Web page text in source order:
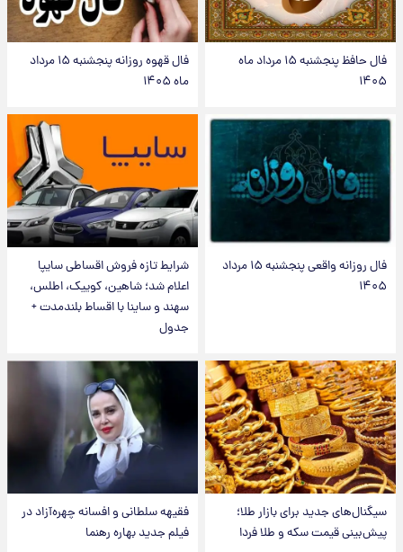
فال حافظ پنجشنبه ۱۵ مرداد ماه
۱۴۰۵
فال قهوه روزانه پنجشنبه ۱۵ مرداد
ماه ۱۴۰۵
فال روزانه واقعی پنجشنبه ۱۵ مرداد
۱۴۰۵
شرایط تازه فروش اقساطی سایپا
اعلام شد؛ شاهین، کوییک، اطلس،
سهند و ساینا با اقساط بلندمدت +
جدول
سیگنال‌های جدید برای بازار طلا؛
پیش‌بینی قیمت سکه و طلا فردا
فقیهه سلطانی و افسانه چهره‌آزاد در
فیلم جدید بهاره رهنما